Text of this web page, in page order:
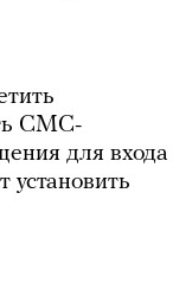
СМС-
для входа
установить